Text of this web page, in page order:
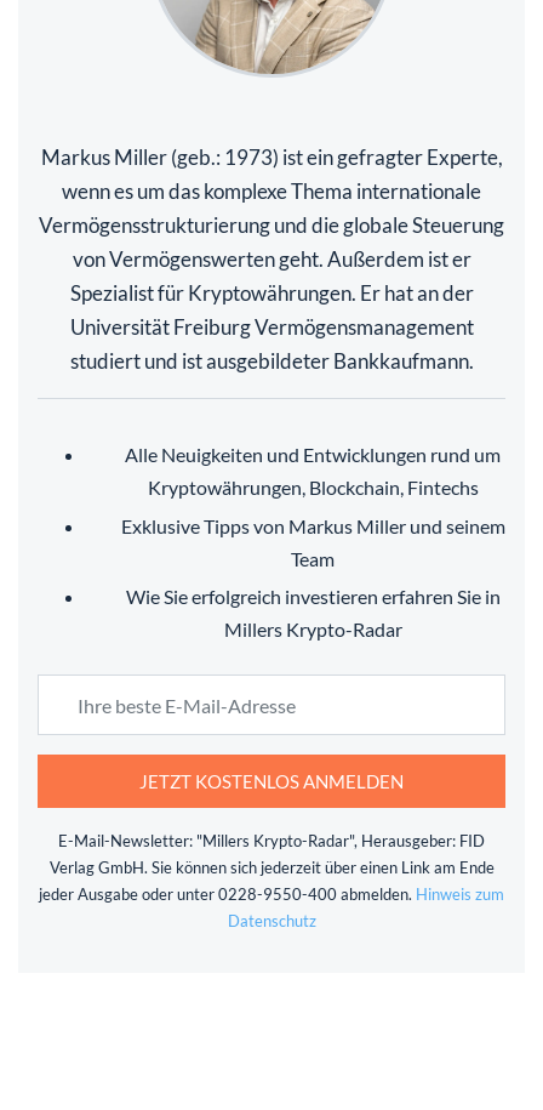
Markus Miller (geb.: 1973) ist ein gefragter Experte,
wenn es um das komplexe Thema internationale
Vermögensstrukturierung und die globale Steuerung
von Vermögenswerten geht. Außerdem ist er
Spezialist für Kryptowährungen. Er hat an der
Universität Freiburg Vermögensmanagement
studiert und ist ausgebildeter Bankkaufmann.
Alle Neuigkeiten und Entwicklungen rund um
Kryptowährungen, Blockchain, Fintechs
Exklusive Tipps von Markus Miller und seinem
Team
Wie Sie erfolgreich investieren erfahren Sie in
Millers Krypto-Radar
JETZT KOSTENLOS ANMELDEN
E-Mail-Newsletter: "Millers Krypto-Radar", Herausgeber: FID
Verlag GmbH. Sie können sich jederzeit über einen Link am Ende
jeder Ausgabe oder unter 0228-9550-400 abmelden. Hinweis zum
Datenschutz